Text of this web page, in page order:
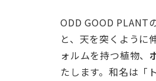
ODD GOOD PLANT
と、天を突くよう
ォルムを持つ植物、
たします。和名は「